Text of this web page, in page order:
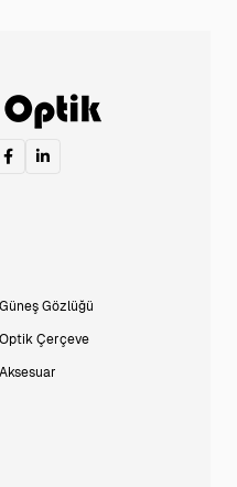
Güneş Gözlüğü
Optik Çerçeve
Aksesuar